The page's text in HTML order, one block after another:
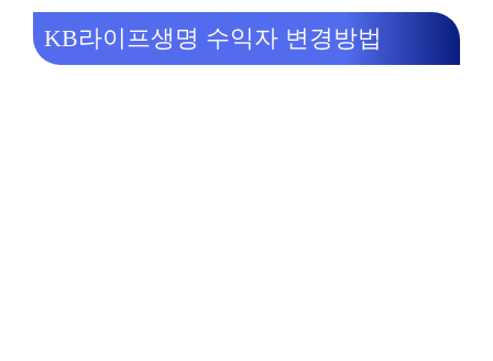
KB라이프생명 수익자 변경방법